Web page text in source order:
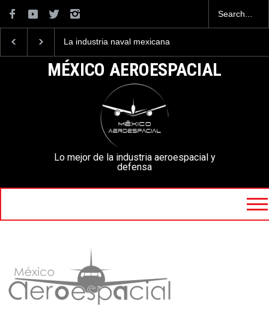
La industria naval mexicana
la Armada de México
mexicanos cuesta 2.9
millones de dólares
MÉXICO AEROESPACIAL
Lo mejor de la industria aeroespacial y
defensa